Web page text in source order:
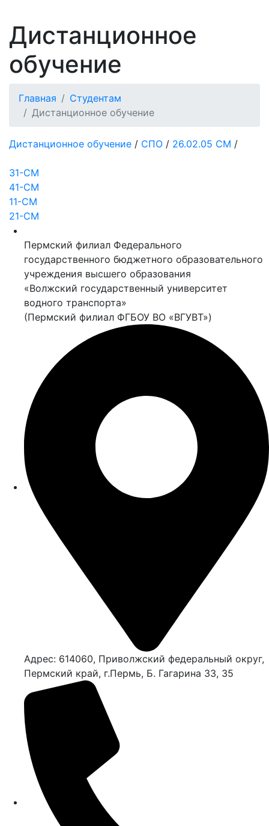
Дистанционное
обучение
Главная
Студентам
Дистанционное обучение
Дистанционное обучение / СПО / 26.02.05 СМ /
31-СМ
41-СМ
11-СМ
21-СМ
Пермский филиал Федерального
государственного бюджетного образовательного
учреждения высшего образования
«Волжский государственный университет
водного транспорта»
(Пермский филиал ФГБОУ ВО «ВГУВТ»)
Адрес: 614060, Приволжский федеральный округ,
Пермский край, г.Пермь, Б. Гагарина 33, 35